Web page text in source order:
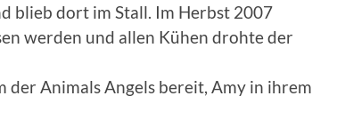
blieb dort im Stall. Im Herbst 2007
werden und allen Kühen drohte der
der Animals Angels bereit, Amy in ihrem